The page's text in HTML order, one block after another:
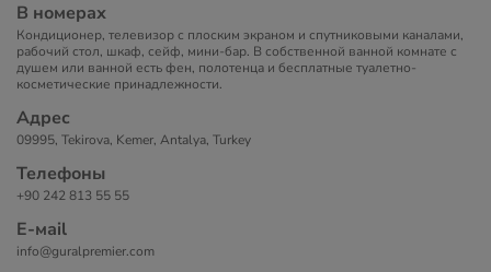
В номерах
Кондиционер, телевизор с плоским экраном и спутниковыми каналами,
рабочий стол, шкаф, сейф, мини-бар. В собственной ванной комнате с
душем или ванной есть фен, полотенца и бесплатные туалетно-
косметические принадлежности.
Адрес
09995, Tekirova, Kemer, Antalya, Turkey
Телефоны
+90 242 813 55 55
Е-маil
info@guralpremier.com